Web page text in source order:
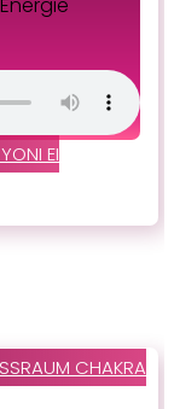
EI
CHAKRA